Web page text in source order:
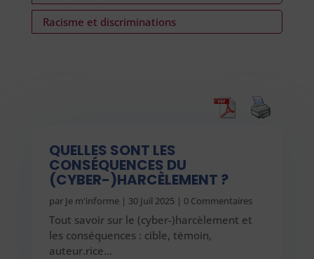
Racisme et discriminations
QUELLES SONT LES
CONSÉQUENCES DU
(CYBER-)HARCÈLEMENT ?
par Je m'informe| 30 Juil 2025| 0 Commentaires
Tout savoir sur le (cyber-)harcèlement et
les conséquences : cible, témoin,
auteur.rice…